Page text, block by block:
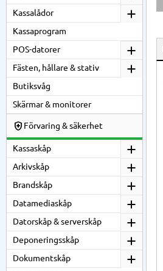
Kassalådor
Kassaprogram
POS-datorer
Fästen, hållare & stativ
Butiksvåg
Skärmar & monitorer
Förvaring & säkerhet
Kassaskåp
Arkivskåp
Brandskåp
Datamediaskåp
Datorskåp & serverskåp
Deponeringsskåp
Dokumentskåp